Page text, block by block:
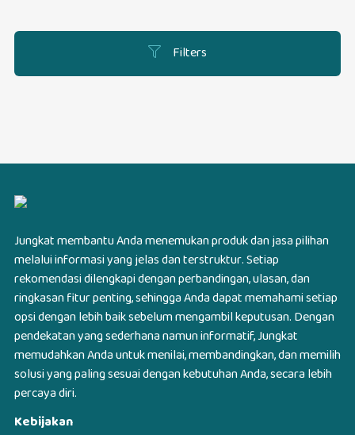
Filters
Jungkat membantu Anda menemukan produk dan jasa pilihan
melalui informasi yang jelas dan terstruktur. Setiap
rekomendasi dilengkapi dengan perbandingan, ulasan, dan
ringkasan fitur penting, sehingga Anda dapat memahami setiap
opsi dengan lebih baik sebelum mengambil keputusan. Dengan
pendekatan yang sederhana namun informatif, Jungkat
memudahkan Anda untuk menilai, membandingkan, dan memilih
solusi yang paling sesuai dengan kebutuhan Anda, secara lebih
percaya diri.
Kebijakan